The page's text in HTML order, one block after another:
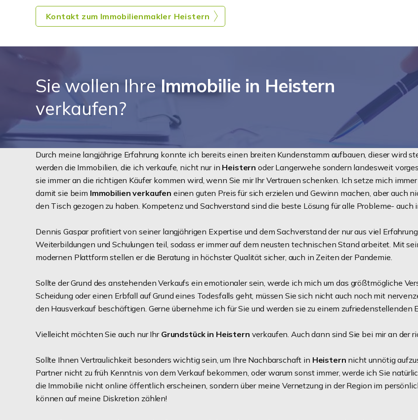
Kontakt zum Immobilienmakler Heistern
Sie wollen Ihre Immobilie in Heistern
verkaufen?
Durch meine langjährige Erfahrung konnte ich bereits einen breiten Kundenstamm aufbauen, dieser wird
werden die Immobilien, die ich verkaufe, nicht nur in Heistern oder Langerwehe sondern landesweit
sie immer an die richtigen Käufer kommen wird, wenn Sie mir Ihr Vertrauen schenken. Ich setze mich
damit sie beim Immobilien verkaufen einen guten Preis für sich erzielen und Gewinn machen, aber auch
den Tisch gezogen zu haben. Kompetenz und Sachverstand sind die beste Lösung für alle Probleme- auch
Dennis Gaspar profitiert von seiner langjährigen Expertise und dem Sachverstand der nur aus viel
Weiterbildungen und Schulungen teil, sodass er immer auf dem neusten technischen Stand arbeitet. Mit
modernen Plattform stellen er die Beratung in höchster Qualität sicher, auch in Zeiten der Pandemie.
Sollte der Grund des anstehenden Verkaufs ein emotionaler sein, werde ich mich um das größtmögliche
Scheidung oder einen Erbfall auf Grund eines Todesfalls geht, müssen Sie sich nicht auch noch mit
den Hausverkauf beschäftigen. Gerne übernehme ich für Sie und werden sie zu einem zufriedenstellenden
Vielleicht möchten Sie auch nur Ihr Grundstück in Heistern verkaufen. Auch dann sind Sie bei mir an der
Sollte Ihnen Vertraulichkeit besonders wichtig sein, um Ihre Nachbarschaft in Heistern nicht unnötig
Partner nicht zu früh Kenntnis von dem Verkauf bekommen, oder warum sonst immer, werde ich Sie
die Immobilie nicht online öffentlich erscheinen, sondern über meine Vernetzung in der Region im
können auf meine Diskretion zählen!